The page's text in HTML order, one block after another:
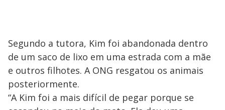
Segundo a tutora, Kim foi abandonada dentro
de um saco de lixo em uma estrada com a mãe
e outros filhotes. A ONG resgatou os animais
posteriormente.
“A Kim foi a mais difícil de pegar porque se